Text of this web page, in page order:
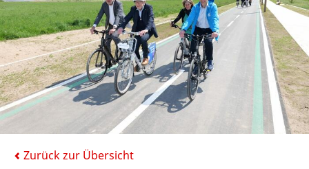
Zurück zur Übersicht